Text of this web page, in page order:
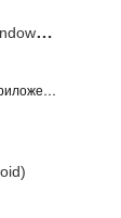
Linux)
VK Мессенджер – официальное приложение Вконтакте (vk.com) для удобного общения с помощью мгновенных сообщений, голосовых и видеозвонков с поддержкой компьютеров Windows, Mac, Linux и мобильных устройств